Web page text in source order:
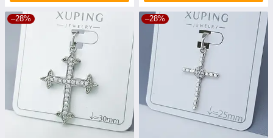
–28% –28%